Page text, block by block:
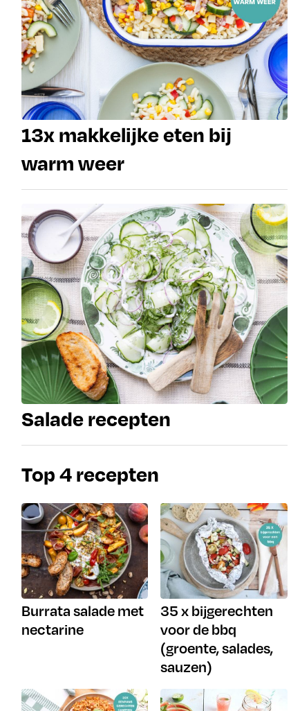
13x makkelijke eten bij
warm weer
Salade recepten
Top 4 recepten
Burrata salade met
nectarine
35 x bijgerechten
voor de bbq
(groente, salades,
sauzen)